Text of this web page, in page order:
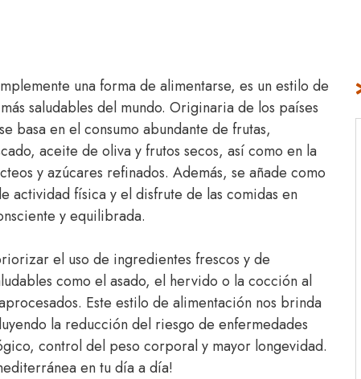
una forma de alimentarse, es un estilo de
saludables del mundo. Originaria de los países
basa en el consumo abundante de frutas,
aceite de oliva y frutos secos, así como en la
y azúcares refinados. Además, se añade como
actividad física y el disfrute de las comidas en
y equilibrada.
el uso de ingredientes frescos y de
como el asado, el hervido o la cocción al
Este estilo de alimentación nos brinda
la reducción del riesgo de enfermedades
control del peso corporal y mayor longevidad.
en tu día a día!